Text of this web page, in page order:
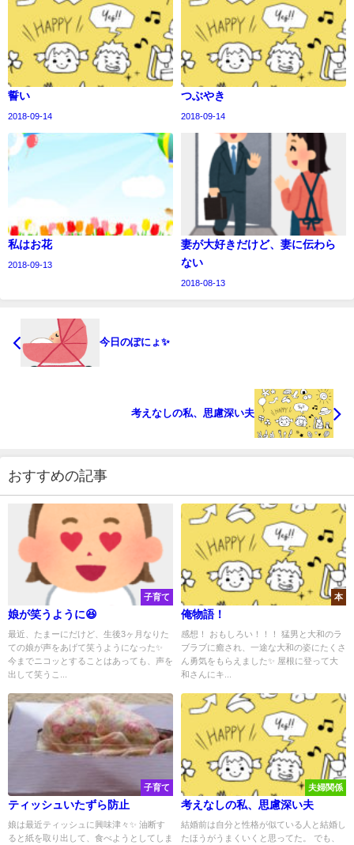
誓い
2018-09-14
つぶやき
2018-09-14
私はお花
2018-09-13
妻が大好きだけど、妻に伝わら
ない
2018-08-13
今日のぽにょ✨
考えなしの私、思慮深い夫
おすすめの記事
子育て
娘が笑うように😆
最近、たまーにだけど、生後3ヶ月なりた
ての娘が声をあげて笑うようになった✨
今までニコッとすることはあっても、声を
出して笑うこ...
本
俺物語！
感想！ おもしろい！！！ 猛男と大和のラ
ブラブに癒され、一途な大和の姿にたくさ
ん勇気をもらえました✨ 屋根に登って大
和さんにキ...
子育て
ティッシュいたずら防止
娘は最近ティッシュに興味津々✨ 油断す
ると紙を取り出して、食べようとしてしま
夫婦関係
考えなしの私、思慮深い夫
結婚前は自分と性格が似ている人と結婚し
たほうがうまくいくと思ってた。 でも、